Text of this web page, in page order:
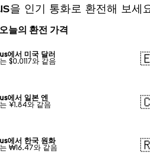
을 인기 통화로 환전해 보세
늘의 환전 가격
에서 미국 달러
$0.0117와 같음
에서 일본 엔
¥1.84와 같음
에서 한국 원화
는 ₩16.47와 같음